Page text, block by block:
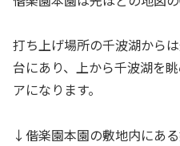
打ち上げ場所の千波湖から
台にあり、上から千波湖を
アになります。
↓偕楽園本園の敷地内にあ